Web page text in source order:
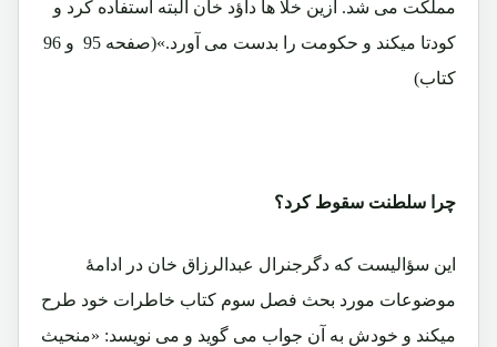
مملکت می شد. ازین خلا ها داؤد خان البته استفاده کرد و
کودتا میکند و حکومت را بدست می آورد.»(صفحه 95 و 96
کتاب)
چرا سلطنت سقوط کرد؟
این سؤالیست که دگرجنرال عبدالرزاق خان در ادامۀ
موضوعات مورد بحث فصل سوم کتاب خاطرات خود طرح
میکند و خودش به آن جواب می گوید و می نویسد: «منحیث